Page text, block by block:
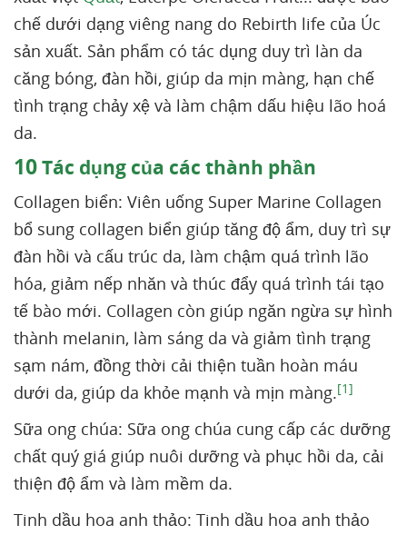
chế dưới dạng viêng nang do Rebirth life của Úc
sản xuất. Sản phẩm có tác dụng duy trì làn da
căng bóng, đàn hồi, giúp da mịn màng, hạn chế
tình trạng chảy xệ và làm chậm dấu hiệu lão hoá
da.
10Tác dụng của các thành phần
Collagen biển: Viên uống Super Marine Collagen
bổ sung collagen biển giúp tăng độ ẩm, duy trì sự
đàn hồi và cấu trúc da, làm chậm quá trình lão
hóa, giảm nếp nhăn và thúc đẩy quá trình tái tạo
tế bào mới. Collagen còn giúp ngăn ngừa sự hình
thành melanin, làm sáng da và giảm tình trạng
sạm nám, đồng thời cải thiện tuần hoàn máu
dưới da, giúp da khỏe mạnh và mịn màng.[1]
Sữa ong chúa: Sữa ong chúa cung cấp các dưỡng
chất quý giá giúp nuôi dưỡng và phục hồi da, cải
thiện độ ẩm và làm mềm da.
Tinh dầu hoa anh thảo: Tinh dầu hoa anh thảo